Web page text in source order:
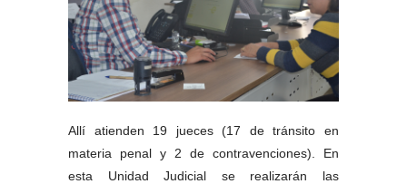
Allí atienden 19 jueces (17 de tránsito en
materia penal y 2 de contravenciones). En
esta Unidad Judicial se realizarán las